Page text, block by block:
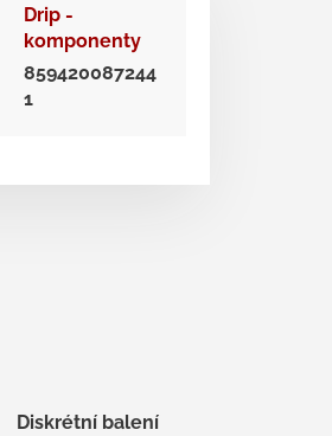
Diskrétní balení
Drip -
komponenty
859420087244
1